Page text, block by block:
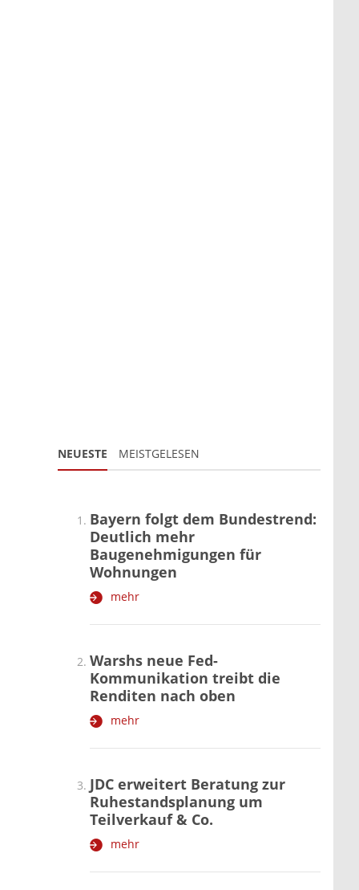
NEUESTE MEISTGELESEN
Bayern folgt dem Bundestrend:
Deutlich mehr
Baugenehmigungen für
Wohnungen
mehr
Warshs neue Fed-
Kommunikation treibt die
Renditen nach oben
mehr
JDC erweitert Beratung zur
Ruhestandsplanung um
Teilverkauf & Co.
mehr